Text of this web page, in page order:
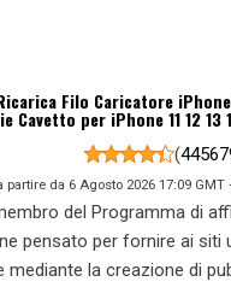
Filo Caricatore
per iPhone 11 12 13
(
partire da 6 Agosto 2026 17:09 GMT
del Programma di
pensato per fornire ai
mediante la creazione di